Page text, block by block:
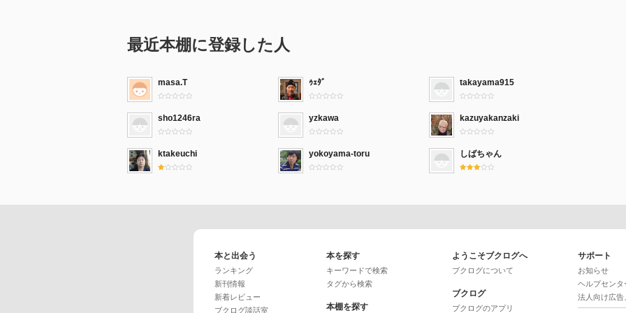
最近本棚に登録した人
masa.T ｩｪﾀﾞ takayama915
sho1246ra yzkawa kazuyakanzaki
ktakeuchi yokoyama-toru しばちゃん
本と出会う
ランキング
新刊情報
新着レビュー
ブクログ談話室
本を探す
キーワードで検索
タグから検索
本棚を探す
ようこそブクログへ
ブクログについて
ブクログ
ブクログのアプリ
サポート
お知らせ
ヘルプセンタ
法人向け広告